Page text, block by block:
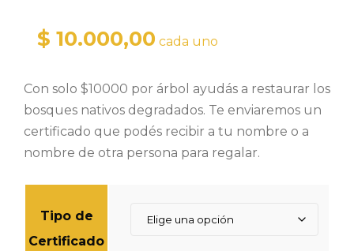
10.000,00 cada uno
Con solo $10000 por árbol ayudás a restaurar los
bosques nativos degradados. Te enviaremos un
certificado que podés recibir a tu nombre o a
nombre de otra persona para regalar.
Tipo de
Certificado